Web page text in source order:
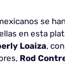
se
en esta
Loaiza,
Rod